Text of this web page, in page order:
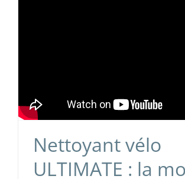
Nettoyant vélo
ULTIMATE : la